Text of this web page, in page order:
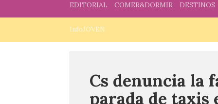
EDITORIAL COMER&DORMIR DESTINOS
InfoJOVEN
Cs denuncia la
parada de taxis